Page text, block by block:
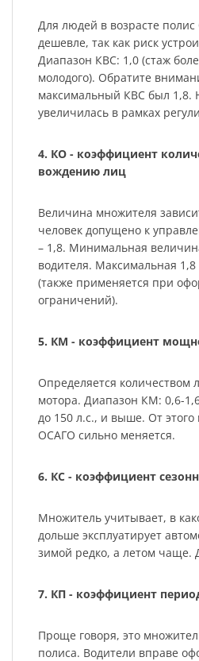
Для людей в возрасте
дешевле, так как риск
Диапазон КВС: 1,0 (стаж
молодого). Обратите
максимальный КВС был 1,8.
увеличилась в рамках
4. КО - коэффициент
вождению лиц
Величина множителя
человек допущено к
– 1,8. Минимальная
водителя. Максимальная 1,8
(также применяется при
ограничений).
5. КМ - коэффициент
Определяется количеством
мотора. Диапазон КМ: 0,6-
до 150 л.с., и выше. От
ОСАГО сильно меняется.
6. КС - коэффициент
Множитель учитывает, в
дольше эксплуатирует
зимой редко, а летом чаще.
7. КП - коэффициент
Проще говоря, это
полиса. Водители вправе